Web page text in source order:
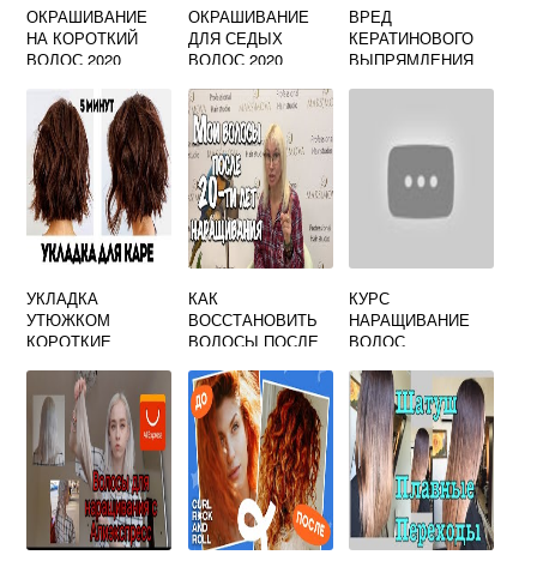
ОКРАШИВАНИЕ
НА КОРОТКИЙ
ВОЛОС 2020
ОКРАШИВАНИЕ
ДЛЯ СЕДЫХ
ВОЛОС 2020
ВРЕД
КЕРАТИНОВОГО
ВЫПРЯМЛЕНИЯ
УКЛАДКА
УТЮЖКОМ
КОРОТКИЕ
КАК
ВОССТАНОВИТЬ
ВОЛОСЫ ПОСЛЕ
КАПСУЛАМИ
КУРС
НАРАЩИВАНИЕ
ВОЛОС